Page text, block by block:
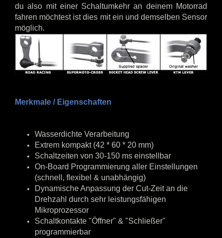
du also mit einer Schaltumkehr an deinem Motorrad
fahren möchtest ist dies mit ein und demselben Sensor
möglich.
Merkmale / Eigenschaften
Wasserdichte Verarbeitung
Extrem kompakt (42 * 60 * 20 mm)
Schaltzeiten von 30-150 ms einstellbar
On-Board Programmierung aller Einstellungen
(schnell, flexibel & unabhängig)
Dynamische Anpassung der Cut-Zeit an die
Drehzahl durch sehr leistungsfähigen
Mikroprozessor
Schaltkontakte "Öffner" & "Schließer"
programmierbar